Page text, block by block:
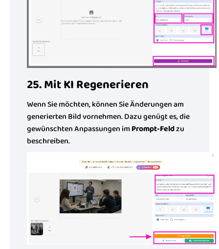
25. Mit KI Regenerieren
Wenn Sie möchten, können Sie Änderungen am
generierten Bild vornehmen. Dazu genügt es, die
gewünschten Anpassungen imPrompt-Feldzu
beschreiben.